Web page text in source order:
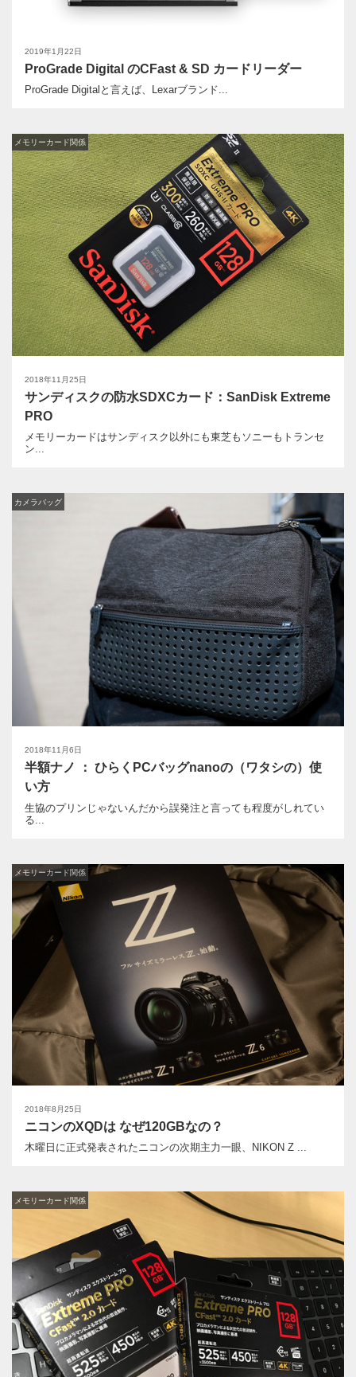
2019年1月22日
ProGrade Digital のCFast & SD カードリーダー
ProGrade Digitalと言えば、Lexarブランド...
2018年11月25日
メモリーカード関係
サンディスクの防水SDXCカード：SanDisk Extreme
PRO
メモリーカードはサンディスク以外にも東芝もソニーもトランセ
ン...
2018年11月6日
カメラバッグ
半額ナノ ： ひらくPCバッグnanoの（ワタシの）使
い方
生協のプリンじゃないんだから誤発注と言っても程度がしれてい
る...
2018年8月25日
メモリーカード関係
ニコンのXQDは なぜ120GBなの？
木曜日に正式発表されたニコンの次期主力一眼、NIKON Z ...
メモリーカード関係